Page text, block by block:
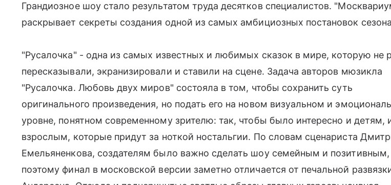
Грандиозное шоу стало результатом труда десятков специалистов.
раскрывает секреты создания одной из самых амбициозных постановок
"Русалочка" - одна из самых известных и любимых сказок в мире, которую не
пересказывали, экранизировали и ставили на сцене. Задача авторов мюзикла
"Русалочка. Любовь двух миров" состояла в том, чтобы сохранить суть
оригинального произведения, но подать его на новом визуальном и
уровне, понятном современному зрителю: так, чтобы было интересно и детям,
взрослым, которые придут за ноткой ностальгии. По словам сценариста
Емельяненкова, создателям было важно сделать шоу семейным и позитивным,
поэтому финал в московской версии заметно отличается от печальной